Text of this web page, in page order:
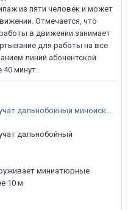
из пяти человек и может
Отмечается, что
в движении занимает
для работы на все
линий абонентской
40 минут.
дальнобойный
миниатюрные
10 м